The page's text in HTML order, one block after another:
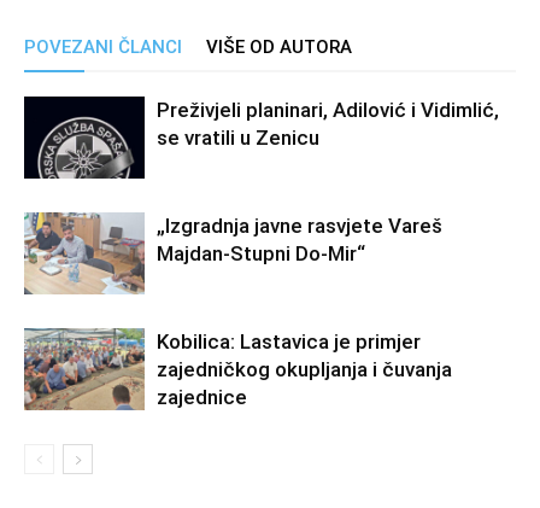
POVEZANI ČLANCI VIŠE OD AUTORA
Preživjeli planinari, Adilović i Vidimlić,
se vratili u Zenicu
„Izgradnja javne rasvjete Vareš
Majdan-Stupni Do-Mir“
Kobilica: Lastavica je primjer
zajedničkog okupljanja i čuvanja
zajednice